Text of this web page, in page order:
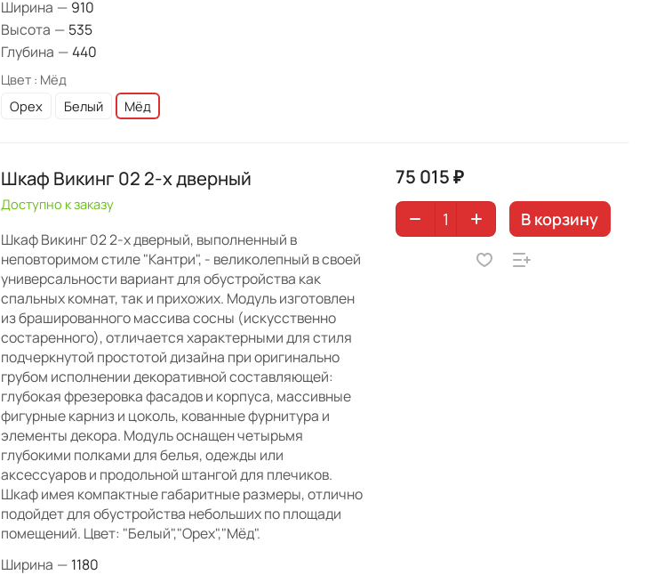
Ширина — 910
Высота — 535
Глубина —440
Цвет : Мёд
Орех
Белый Мёд
Шкаф Викинг 02 2-х дверный
Доступно к заказу
Шкаф Викинг 02 2-х дверный, выполненный в
неповторимом стиле "Кантри", - великолепный в своей
универсальности вариант для обустройства как
спальных комнат, так и прихожих. Модуль изготовлен
из брашированного массива сосны (искусственно
состаренного), отличается характерными для стиля
подчеркнутой простотой дизайна при оригинально
грубом исполнении декоративной составляющей:
глубокая фрезеровка фасадов и корпуса, массивные
фигурные карниз и цоколь, кованные фурнитура и
элементы декора. Модуль оснащен четырьмя
глубокими полками для белья, одежды или
аксессуаров и продольной штангой для плечиков.
Шкаф имея компактные габаритные размеры, отлично
подойдет для обустройства небольших по площади
помещений. Цвет: "Белый","Орех","Мёд".
Ширина — 1180
75 015 ₽
В корзину